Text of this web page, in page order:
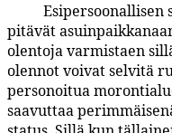
Esipersoonallisen
pitävät
olentoja varmistaen
olennot voivat selvitä
personoitua
saavuttaa